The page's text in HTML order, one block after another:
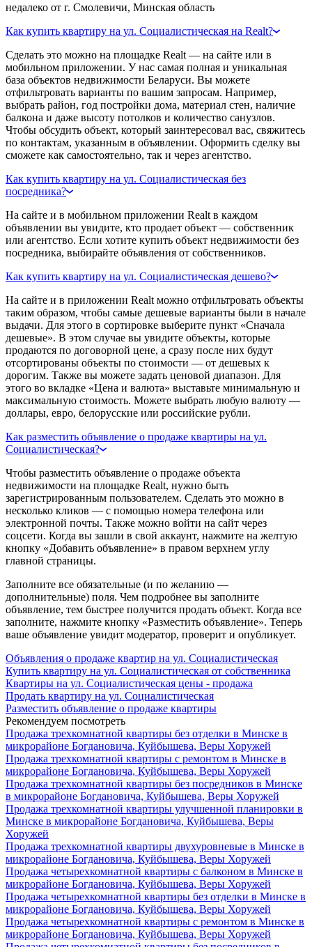
недалеко от г. Смолевичи, Минская область
Как купить квартиру на ул. Социалистическая на Realt?
Сделать это можно на площадке Realt — на сайте или в
мобильном приложении. У нас самая полная и уникальная
база объектов недвижимости Беларуси. Вы можете
отфильтровать варианты по вашим запросам. Например,
выбрать район, год постройки дома, материал стен, наличие
балкона и даже высоту потолков и количество санузлов.
Чтобы обсудить объект, который заинтересовал вас, свяжитесь
по контактам, указанным в объявлении. Оформить сделку вы
сможете как самостоятельно, так и через агентство.
Как купить квартиру на ул. Социалистическая без
посредника?
На сайте и в мобильном приложении Realt в каждом
объявлении вы увидите, кто продает объект — собственник
или агентство. Если хотите купить объект недвижимости без
посредника, выбирайте объявления от собственников.
Как купить квартиру на ул. Социалистическая дешево?
На сайте и в приложении Realt можно отфильтровать объекты
таким образом, чтобы самые дешевые варианты были в начале
выдачи. Для этого в сортировке выберите пункт «Сначала
дешевые». В этом случае вы увидите объекты, которые
продаются по договорной цене, а сразу после них будут
отсортированы объекты по стоимости — от дешевых к
дорогим. Также вы можете задать ценовой диапазон. Для
этого во вкладке «Цена и валюта» выставьте минимальную и
максимальную стоимость. Можете выбрать любую валюту —
доллары, евро, белорусские или российские рубли.
Как разместить объявление о продаже квартиры на ул.
Социалистическая?
Чтобы разместить объявление о продаже объекта
недвижимости на площадке Realt, нужно быть
зарегистрированным пользователем. Сделать это можно в
несколько кликов — с помощью номера телефона или
электронной почты. Также можно войти на сайт через
соцсети. Когда вы зашли в свой аккаунт, нажмите на желтую
кнопку «Добавить объявление» в правом верхнем углу
главной страницы.
Заполните все обязательные (и по желанию —
дополнительные) поля. Чем подробнее вы заполните
объявление, тем быстрее получится продать объект. Когда все
заполните, нажмите кнопку «Разместить объявление». Теперь
ваше объявление увидит модератор, проверит и опубликует.
Объявления о продаже квартир на ул. Социалистическая
Купить квартиру на ул. Социалистическая от собственника
Квартиры на ул. Социалистическая цены - продажа
Продать квартиру на ул. Социалистическая
Разместить объявление о продаже квартиры
Рекомендуем посмотреть
Продажа трехкомнатной квартиры без отделки в Минске в
микрорайоне Богдановича, Куйбышева, Веры Хоружей
Продажа трехкомнатной квартиры с ремонтом в Минске в
микрорайоне Богдановича, Куйбышева, Веры Хоружей
Продажа трехкомнатной квартиры без посредников в Минске
в микрорайоне Богдановича, Куйбышева, Веры Хоружей
Продажа трехкомнатной квартиры улучшенной планировки в
Минске в микрорайоне Богдановича, Куйбышева, Веры
Хоружей
Продажа трехкомнатной квартиры двухуровневые в Минске в
микрорайоне Богдановича, Куйбышева, Веры Хоружей
Продажа четырехкомнатной квартиры с балконом в Минске в
микрорайоне Богдановича, Куйбышева, Веры Хоружей
Продажа четырехкомнатной квартиры без отделки в Минске в
микрорайоне Богдановича, Куйбышева, Веры Хоружей
Продажа четырехкомнатной квартиры с ремонтом в Минске в
микрорайоне Богдановича, Куйбышева, Веры Хоружей